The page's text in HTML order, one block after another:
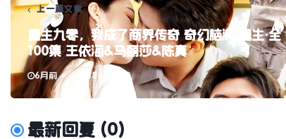
上一篇文章
重生九零，我成了商界传奇 奇幻脑洞·重生·全
100集 王依海&马丽莎&陈真
6月前 180 次阅读
最新回复 (0)